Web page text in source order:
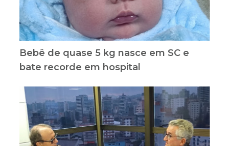
Bebê de quase 5 kg nasce em SC e
bate recorde em hospital